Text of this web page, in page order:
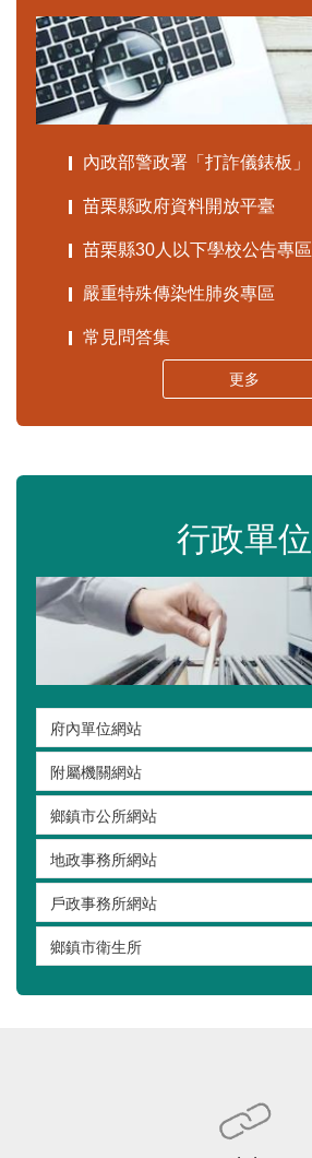
內政部警政署「打詐儀錶板」
苗栗縣政府資料開放平臺
苗栗縣30人以下學校公告專區
嚴重特殊傳染性肺炎專區
常見問答集
更多
行政單位